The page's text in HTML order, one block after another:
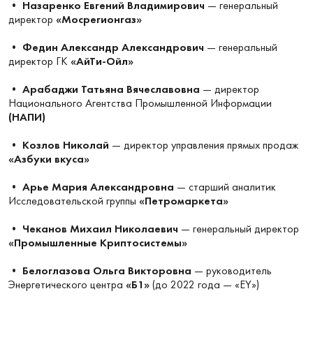
• Назаренко Евгений Владимирович — генеральный
директор «Мосрегионгаз»
• Федин Александр Александрович — генеральный
директор ГК «АйТи-Ойл»
• Арабаджи Татьяна Вячеславовна — директор
Национального Агентства Промышленной Информации
(НАПИ)
• Козлов Николай — директор управления прямых продаж
«Азбуки вкуса»
• Арье Мария Александровна — старший аналитик
Исследовательской группы «Петромаркета»
• Чеканов Михаил Николаевич — генеральный директор
«Промышленные Криптосистемы»
• Белоглазова Ольга Викторовна — руководитель
Энергетического центра «Б1»(до 2022 года — «EY»)